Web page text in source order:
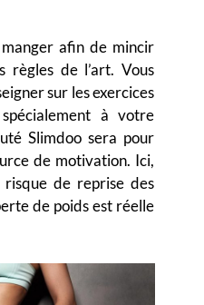
afin de mincir
règles de l’art. Vous
sur lesexercices
à votre
Slimdoo sera pour
de motivation. Ici,
de reprise des
de poids est réelle